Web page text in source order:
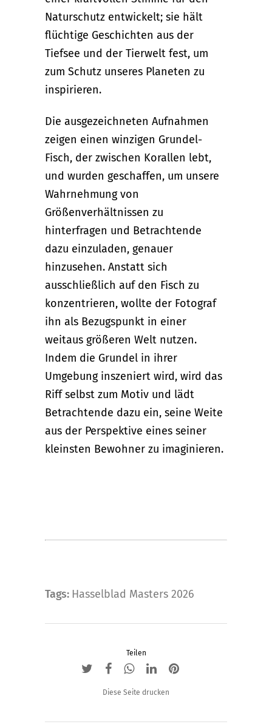
Naturschutz entwickelt; sie hält
flüchtige Geschichten aus der
Tiefsee und der Tierwelt fest, um
zum Schutz unseres Planeten zu
inspirieren.
Die ausgezeichneten Aufnahmen
zeigen einen winzigen Grundel-
Fisch, der zwischen Korallen lebt,
und wurden geschaffen, um unsere
Wahrnehmung von
Größenverhältnissen zu
hinterfragen und Betrachtende
dazu einzuladen, genauer
hinzusehen. Anstatt sich
ausschließlich auf den Fisch zu
konzentrieren, wollte der Fotograf
ihn als Bezugspunkt in einer
weitaus größeren Welt nutzen.
Indem die Grundel in ihrer
Umgebung inszeniert wird, wird das
Riff selbst zum Motiv und lädt
Betrachtende dazu ein, seine Weite
aus der Perspektive eines seiner
kleinsten Bewohner zu imaginieren.
Tags: Hasselblad Masters 2026
Teilen
Diese Seite drucken